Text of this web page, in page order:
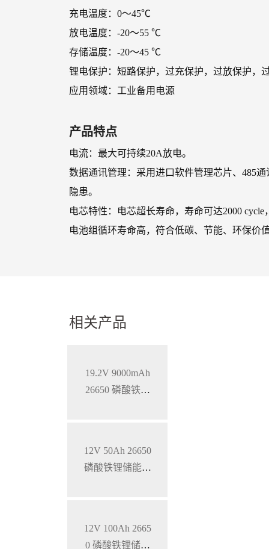
充电温度：0～45℃
放电温度：-20～55 ℃
存储温度：-20～45 ℃
锂电保护：短路保护，过充保护，过放保护，
应用领域：工业备用电源
产品特点
电流：最大可持续20A放电。
数据通讯管理：采用进口软件管理芯片、485
隐患。
电芯特性：电芯超长寿命，寿命可达2000
电池组循环寿命高，符合低碳、节能、环保价
相关产品
19.2V 9000mAh
26650 磷酸铁锂
12V 50Ah 26650
磷酸铁锂储能锂
12V 100Ah 2665
0 磷酸铁锂储能